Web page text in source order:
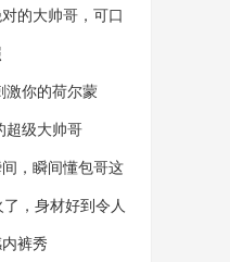
的大帅哥，可口
激你的荷尔蒙
超级大帅哥
，瞬间懂包哥这
，身材好到令人
裤秀